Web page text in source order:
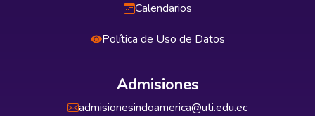
Calendarios
Política de Uso de Datos
Admisiones
admisionesindoamerica@uti.edu.ec